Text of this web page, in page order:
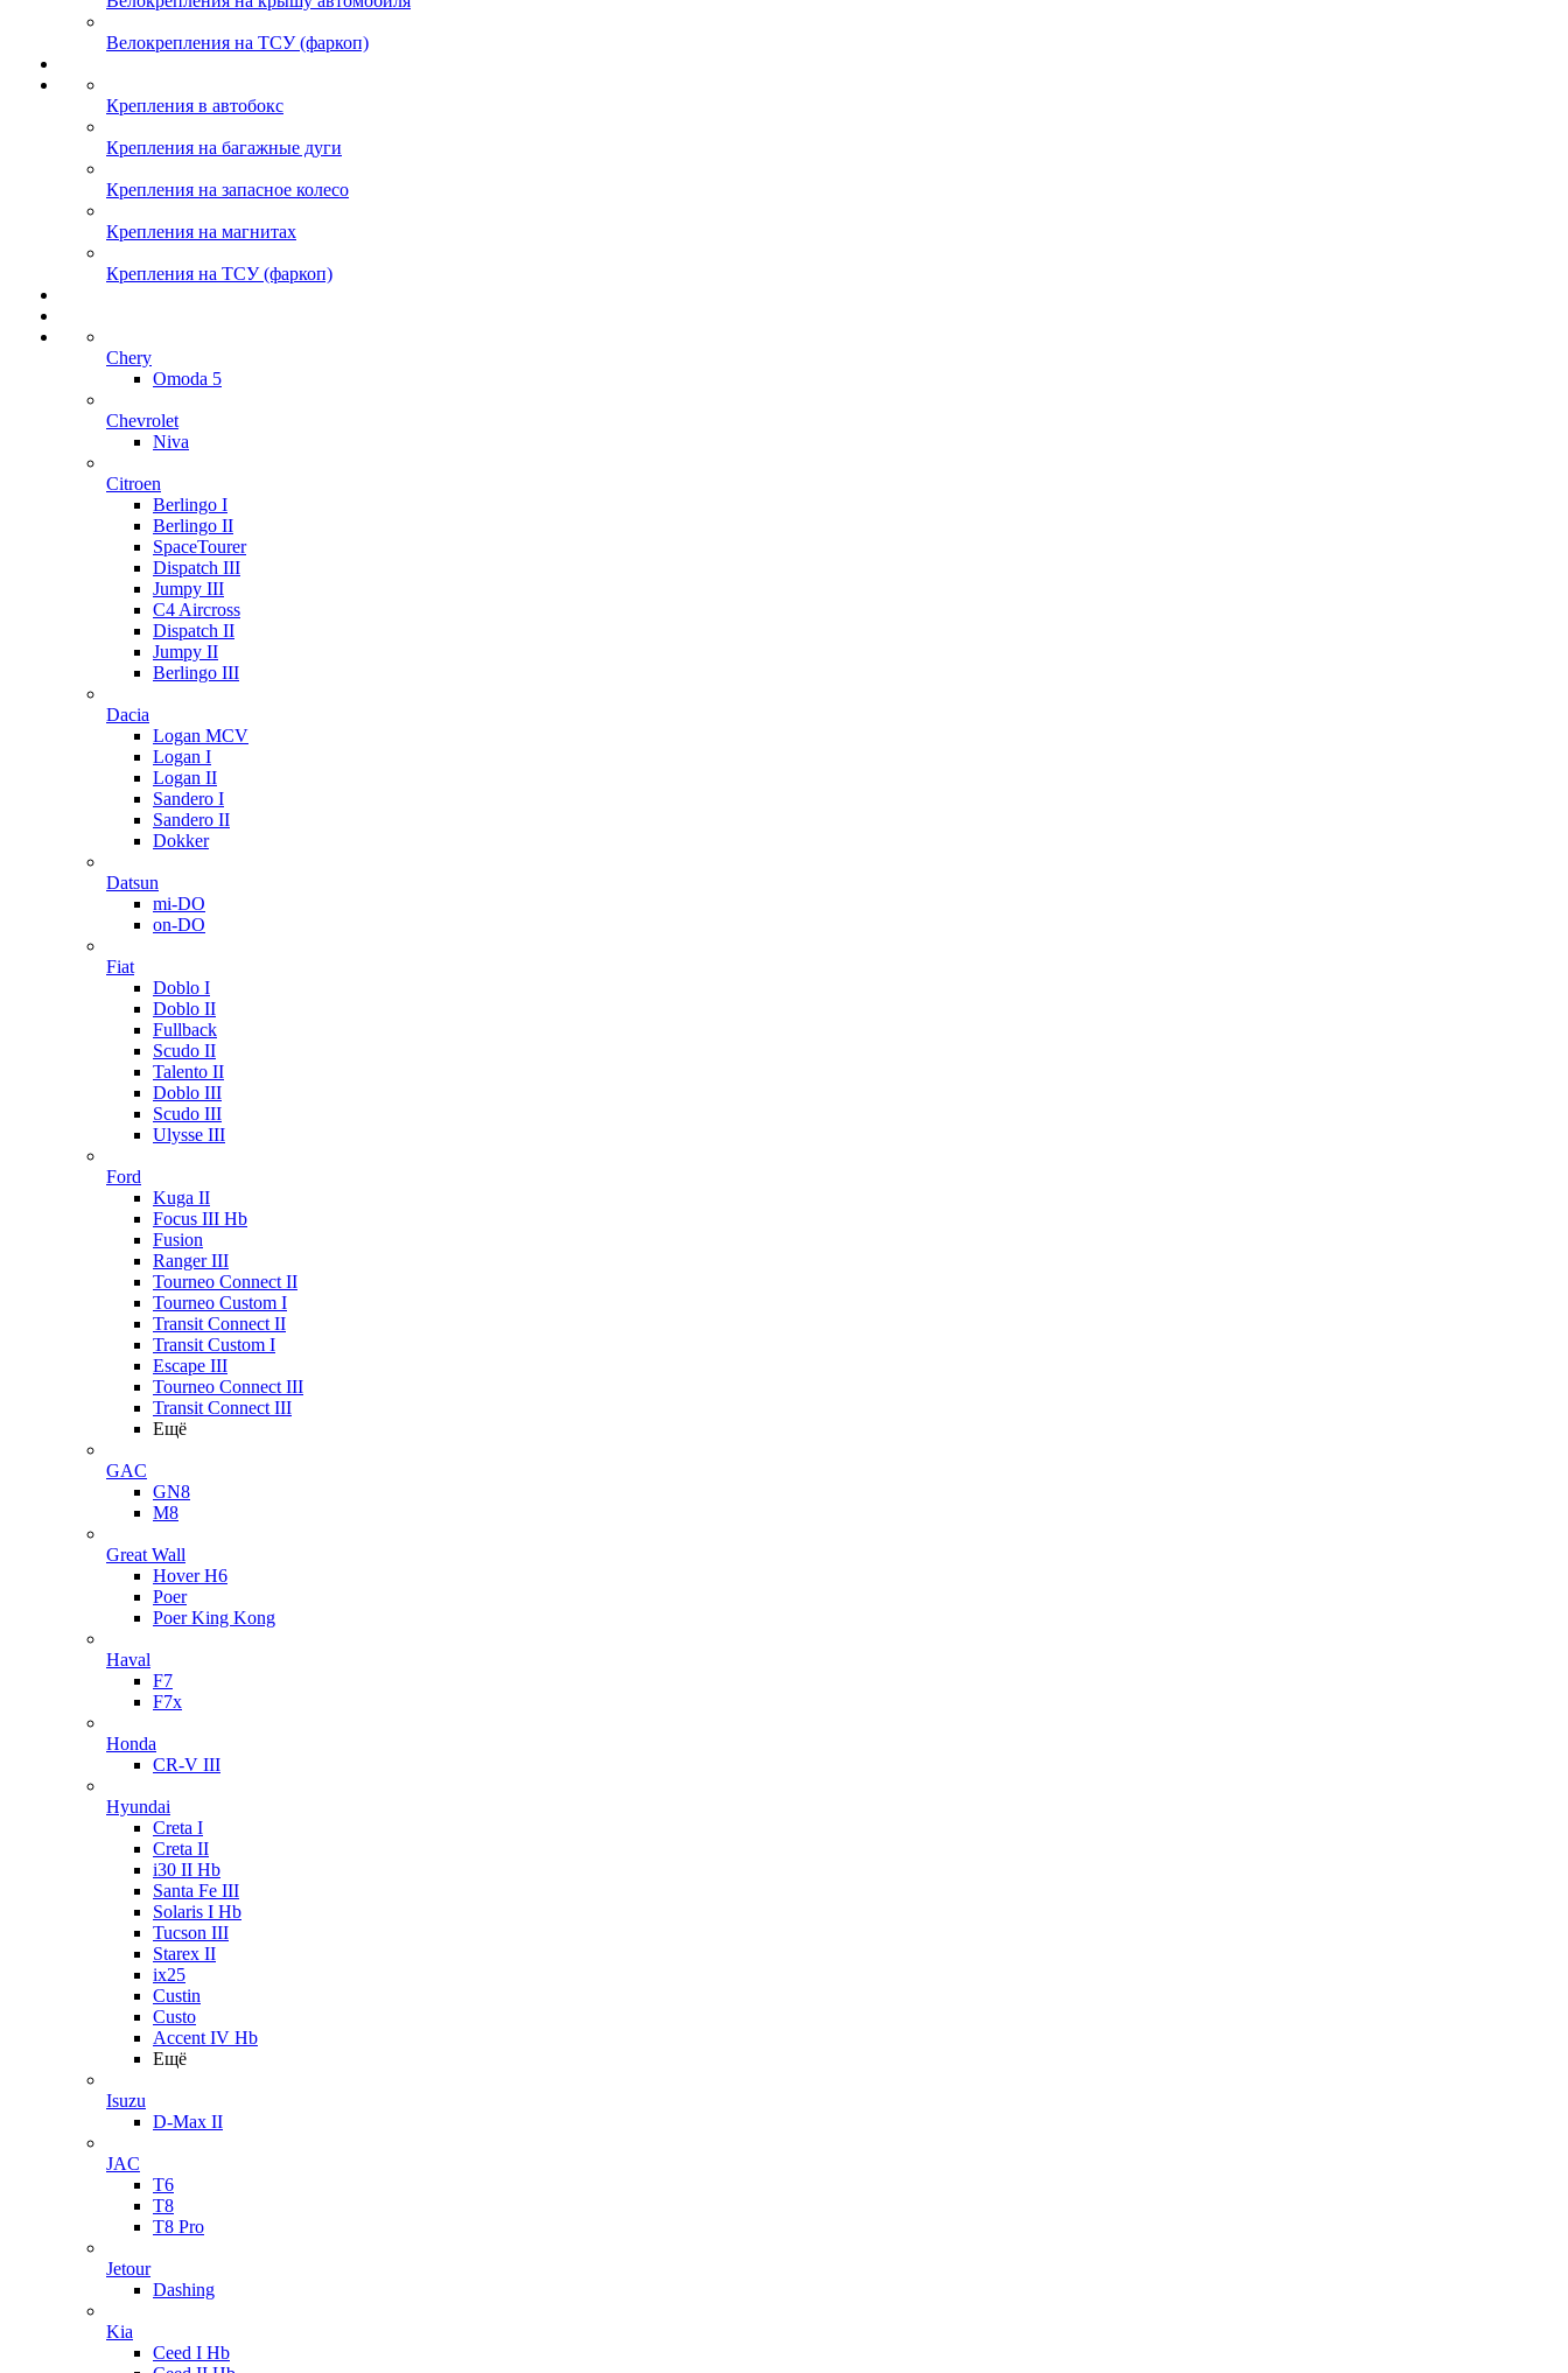
Велокрепления на ТСУ (фаркоп)
Крепления в автобокс
Крепления на багажные дуги
Крепления на запасное колесо
Крепления на магнитах
Крепления на ТСУ (фаркоп)
Chery
Omoda 5
Chevrolet
Niva
Citroen
Berlingo I
Berlingo II
SpaceTourer
Dispatch III
Jumpy III
C4 Aircross
Dispatch II
Jumpy II
Berlingo III
Dacia
Logan MCV
Logan I
Logan II
Sandero I
Sandero II
Dokker
Datsun
mi-DO
on-DO
Fiat
Doblo I
Doblo II
Fullback
Scudo II
Talento II
Doblo III
Scudo III
Ulysse III
Ford
Kuga II
Focus III Hb
Fusion
Ranger III
Tourneo Connect II
Tourneo Custom I
Transit Connect II
Transit Custom I
Escape III
Tourneo Connect III
Transit Connect III
Ещё
GAC
GN8
M8
Great Wall
Hover H6
Poer
Poer King Kong
Haval
F7
F7x
Honda
CR-V III
Hyundai
Creta I
Creta II
i30 II Hb
Santa Fe III
Solaris I Hb
Tucson III
Starex II
ix25
Custin
Custo
Accent IV Hb
Ещё
Isuzu
D-Max II
JAC
T6
T8
T8 Pro
Jetour
Dashing
Kia
Ceed I Hb